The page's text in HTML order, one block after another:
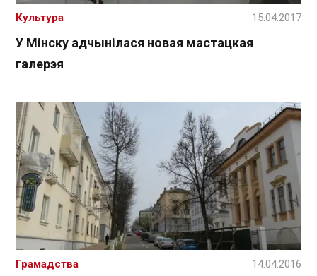
У Мінску адчынілася новая мастацкая
галерэя
Культура 15.04.2017
Грамадства 14.04.2016